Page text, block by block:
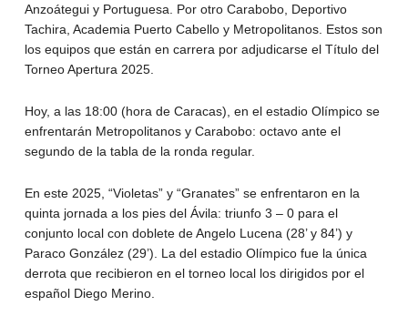
Anzoátegui y Portuguesa. Por otro Carabobo, Deportivo
Tachira, Academia Puerto Cabello y Metropolitanos. Estos son
los equipos que están en carrera por adjudicarse el Título del
Torneo Apertura 2025.
Hoy, a las 18:00 (hora de Caracas), en el estadio Olímpico se
enfrentarán Metropolitanos y Carabobo: octavo ante el
segundo de la tabla de la ronda regular.
En este 2025, “Violetas” y “Granates” se enfrentaron en la
quinta jornada a los pies del Ávila: triunfo 3 – 0 para el
conjunto local con doblete de Angelo Lucena (28’ y 84’) y
Paraco González (29’). La del estadio Olímpico fue la única
derrota que recibieron en el torneo local los dirigidos por el
español Diego Merino.